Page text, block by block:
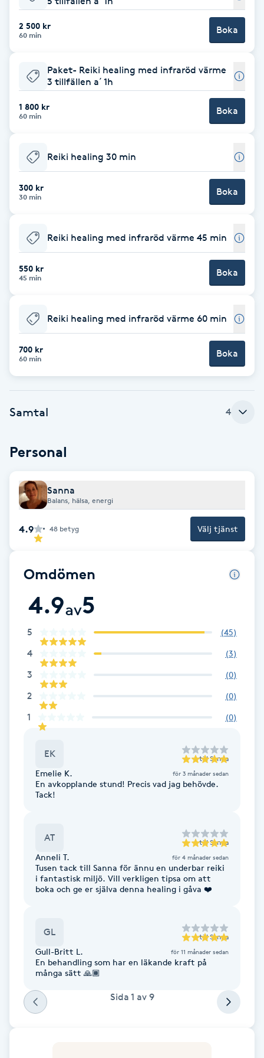
Babylights
Balayage
Bambumassage
Barber
Barnklippning
BIAB
Blowout
Bottenfärg
Brynfärgning
Brynplockning
C
Color correction
Cryoterapi
D
Damklippning
Dermapen
Diamantslipning
Enzympeeling
Extensions
Extensions borttagning
Eyeliner-tatuering
Face framing
Faceliftmassage
Fettreducering
Fibromassage
Fillers
2 500 kr
60 min Boka
Paket- Reiki healing med infraröd värme
3 tillfällen a´ 1h
1 800 kr
60 min Boka
Reiki healing 30 min
300 kr
30 min Boka
Reiki healing med infraröd värme 45 min
550 kr
45 min Boka
Reiki healing med infraröd värme 60 min
700 kr
60 min Boka
Samtal 4
Personal
Sanna
Balans, hälsa, energi
4.9 48 betyg Välj tjänst
Omdömen
4.9av5
5 (45)
4 (3)
3 (0)
2 (0)
1 (0)
EK till Sanna
Emelie K. för 3 månader sedan
En avkopplande stund! Precis vad jag behövde.
Tack!
AT till Sanna
Anneli T. för 4 månader sedan
Tusen tack till Sanna för ännu en underbar reiki
i fantastisk miljö. Vill verkligen tipsa om att
boka och ge er själva denna healing i gåva ❤️
GL till Sanna
Gull-Britt L. för 11 månader sedan
En behandling som har en läkande kraft på
många sätt 🙏🏾
Sida 1 av 9